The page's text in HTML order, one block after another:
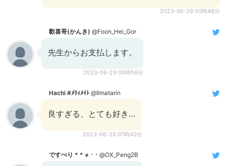
2023-06-29 00時48分
歡喜哥(かんき) @Foon_Hei_Gor
先生からお支払します。
2023-06-29 00時56分
Hachi #ﾒﾘｨﾒｲﾄ @Ilmatarin
良すぎる、とても好き…
2023-06-29 07時40分
ですぺり * * ≠ ･ ･ @OX_Peng2B